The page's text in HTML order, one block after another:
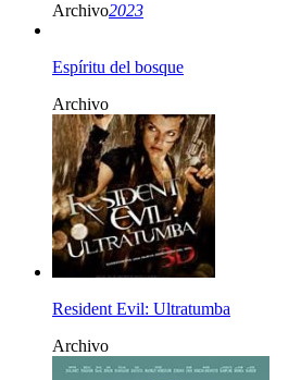
Archivo2023
Espíritu del bosque
Archivo
Resident Evil: Ultratumba
Archivo